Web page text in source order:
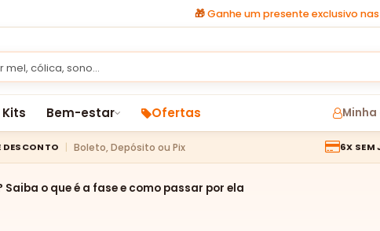
🎁Ganhe um presente exclusivo
Kits Bem-estar Ofertas
DESCONTO Boleto, Depósito ou Pix 6X SEM
o que é a fase e como passar por ela